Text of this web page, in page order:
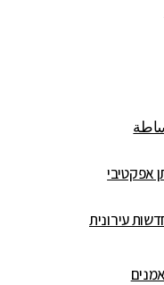
אפקטיבי
עירונית